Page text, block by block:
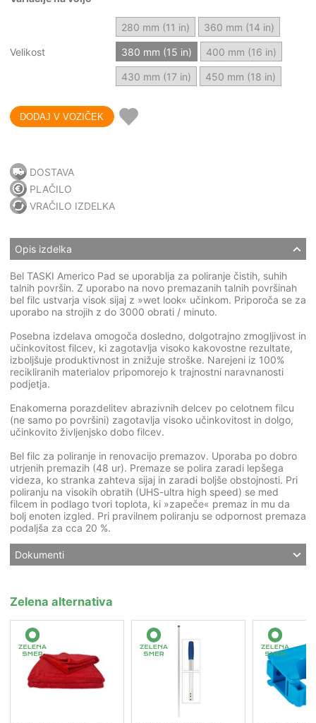
Velikost
280 mm (11 in) 360 mm (14 in)
380 mm (15 in) 400 mm (16 in)
430 mm (17 in) 450 mm (18 in)
DOSTAVA
PLAČILO
VRAČILO IZDELKA
Opis izdelka
Bel TASKI Americo Pad se uporablja za poliranje čistih, suhih
talnih površin. Z uporabo na novo premazanih talnih površinah
bel filc ustvarja visok sijaj z »wet look« učinkom. Priporoča se za
uporabo na strojih z do 3000 obrati / minuto.
Posebna izdelava omogoča dosledno, dolgotrajno zmogljivost in
učinkovitost filcev, ki zagotavlja visoko kakovostne rezultate,
izboljšuje produktivnost in znižuje stroške. Narejeni iz 100%
recikliranih materialov pripomorejo k trajnostni naravnanosti
podjetja.
Enakomerna porazdelitev abrazivnih delcev po celotnem filcu
(ne samo po površini) zagotavlja visoko učinkovitost in dolgo,
učinkovito življenjsko dobo filcev.
Bel filc za poliranje in renovacijo premazov. Uporaba po dobro
utrjenih premazih (48 ur). Premaze se polira zaradi lepšega
videza, ko stranka zahteva sijaj in zaradi boljše obstojnosti. Pri
poliranju na visokih obratih (UHS-ultra high speed) se med
filcem in podlago tvori toplota, ki »zapeče« premaz in mu da
bolj enoten izgled. Pri pravilnem poliranju se odpornost premaza
podaljša za cca 20 %.
Dokumenti
Zelena alternativa